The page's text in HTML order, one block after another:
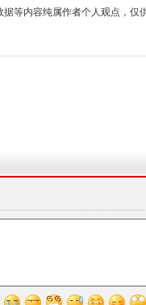
等内容纯属作者个人观点，仅